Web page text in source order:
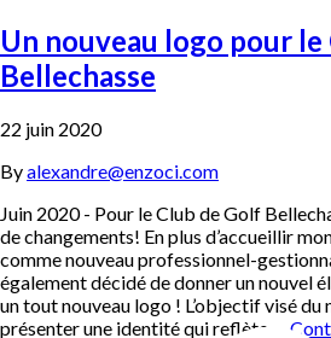
Un nouveau logo pour le
Bellechasse
22 juin 2020
Byalexandre@enzoci.com
Juin 2020 - Pour le Club de Golf
de changements! En plus d’accueillir
comme nouveau professionnel-
également décidé de donner un nouvel
un tout nouveau logo ! L’objectif visé
présenter une identité qui reflète …